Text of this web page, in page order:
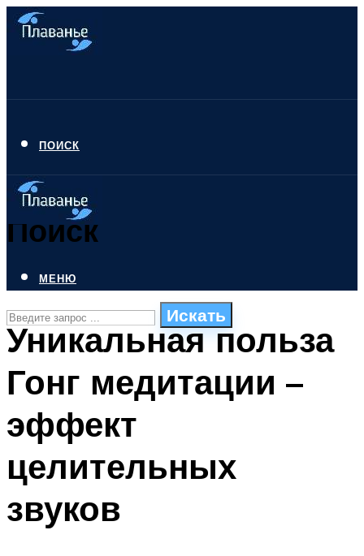
ПОИСК
Поиск
Искать
ПЛАВАНЬЕ ДЛЯ ДЕТЕЙ
БАССЕЙН ДЛЯ ДОМА
МЕНЮ
МЕНЮ
Уникальная польза
Гонг медитации –
эффект
целительных
звуков